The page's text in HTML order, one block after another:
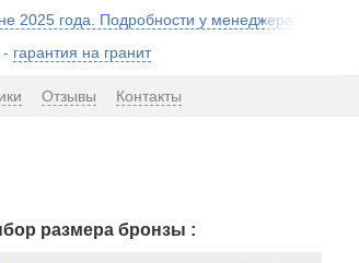
2025 года. Подробности у менеджера!
- гарантия на гранит
Отзывы Контакты
размера бронзы :